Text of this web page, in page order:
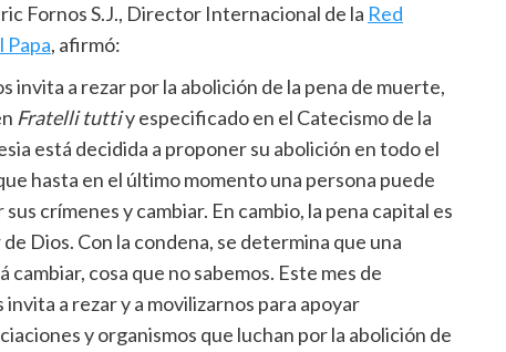
Fornos S.J., Director Internacional de la Red
Papa, afirmó:
invita a rezar por la abolición de la pena de muerte,
Fratelli tuttiy especificado en el Catecismo de la
está decidida a proponer su abolición en todo el
hasta en el último momento una persona puede
crímenes y cambiar. En cambio, la pena capital es
Dios. Con la condena, se determina que una
cambiar, cosa que no sabemos. Este mes de
a rezar y a movilizarnos para apoyar
y organismos que luchan por la abolición de